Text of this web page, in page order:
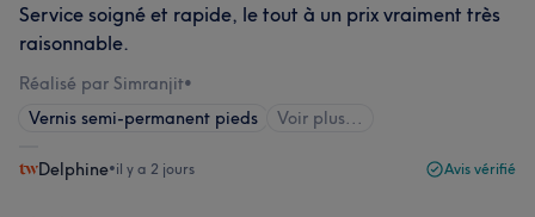
Service soigné et rapide, le tout à un prix vraiment très
raisonnable.
Réalisé par Simranjit•
Vernis semi-permanent pieds
Voir plus...
Delphine•il y a 2 jours Avis vérifié